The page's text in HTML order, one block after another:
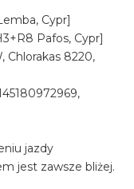
Cypr]
Pafos, Cypr]
Chlorakas 8220,
jazdy
jest zawsze bliżej.